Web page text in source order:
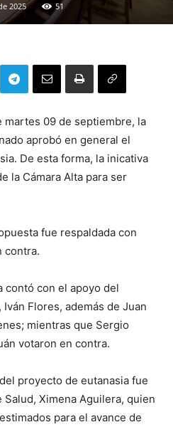
2025 51
martes 09 de septiembre, la
aprobó en general el
De esta forma, la inicativa
la Cámara Alta para ser
fue respaldada con
contra.
contó con el apoyo del
Flores, además de Juan
mientras que Sergio
votaron en contra.
proyecto de eutanasia fue
Ximena Aguilera, quien
para el avance de